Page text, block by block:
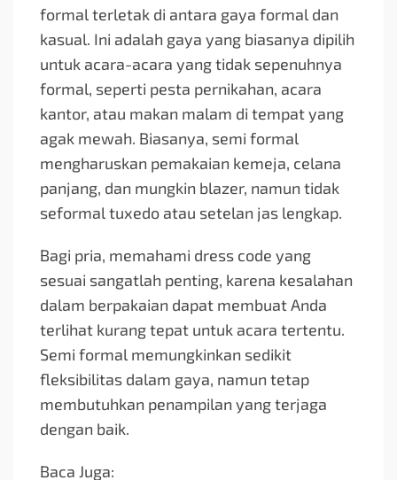
formal terletak di antara gaya formal dan
kasual. Ini adalah gaya yang biasanya dipilih
untuk acara-acara yang tidak sepenuhnya
formal, seperti pesta pernikahan, acara
kantor, atau makan malam di tempat yang
agak mewah. Biasanya, semi formal
mengharuskan pemakaian kemeja, celana
panjang, dan mungkin blazer, namun tidak
seformal tuxedo atau setelan jas lengkap.
Bagi pria, memahami dress code yang
sesuai sangatlah penting, karena kesalahan
dalam berpakaian dapat membuat Anda
terlihat kurang tepat untuk acara tertentu.
Semi formal memungkinkan sedikit
fleksibilitas dalam gaya, namun tetap
membutuhkan penampilan yang terjaga
dengan baik.
Baca Juga: